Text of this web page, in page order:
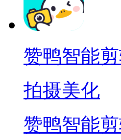
赞鸭智能
拍摄美化
赞鸭智能